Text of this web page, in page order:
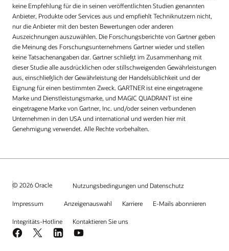
keine Empfehlung für die in seinen veröffentlichten Studien genannten
Anbieter, Produkte oder Services aus und empfiehlt Techniknutzern nicht,
nur die Anbieter mit den besten Bewertungen oder anderen
Auszeichnungen auszuwählen. Die Forschungsberichte von Gartner geben
die Meinung des Forschungsunternehmens Gartner wieder und stellen
keine Tatsachenangaben dar. Gartner schließt im Zusammenhang mit
dieser Studie alle ausdrücklichen oder stillschweigenden Gewährleistungen
aus, einschließlich der Gewährleistung der Handelsüblichkeit und der
Eignung für einen bestimmten Zweck. GARTNER ist eine eingetragene
Marke und Dienstleistungsmarke, und MAGIC QUADRANT ist eine
eingetragene Marke von Gartner, Inc. und/oder seinen verbundenen
Unternehmen in den USA und international und werden hier mit
Genehmigung verwendet. Alle Rechte vorbehalten.
© 2026 Oracle Nutzungsbedingungen und Datenschutz
Impressum Anzeigenauswahl Karriere E-Mails abonnieren
Integritäts-Hotline Kontaktieren Sie uns
Facebook
X LinkedInYouTube